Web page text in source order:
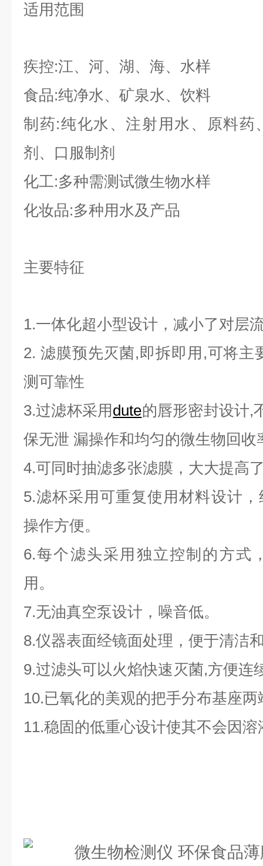
适用范围
疾控:江、河、湖、海、水样
食品:纯净水、矿泉水、饮料
制药:纯化水、注射用水、原料药
剂、口服制剂
化工:多种需测试微生物水样
化妆品:多种用水及产品
主要特征
1.一体化超小型设计，减小了对层
2. 滤膜预先灭菌,即拆即用,可将主
测可靠性
3.过滤杯采用dute的唇形密封设计,
保无泄 漏操作和均匀的微生物回收
4.可同时抽滤多张滤膜，大大提高
5.滤杯采用可重复使用材料设计
操作方便。
6.每个滤头采用独立控制的方式
用。
7.无油真空泵设计，噪音低。
8.仪器表面经镜面处理，便于清洁
9.过滤头可以火焰快速灭菌,方便连
10.已氧化的美观的把手分布基座
11.稳固的低重心设计使其不会因